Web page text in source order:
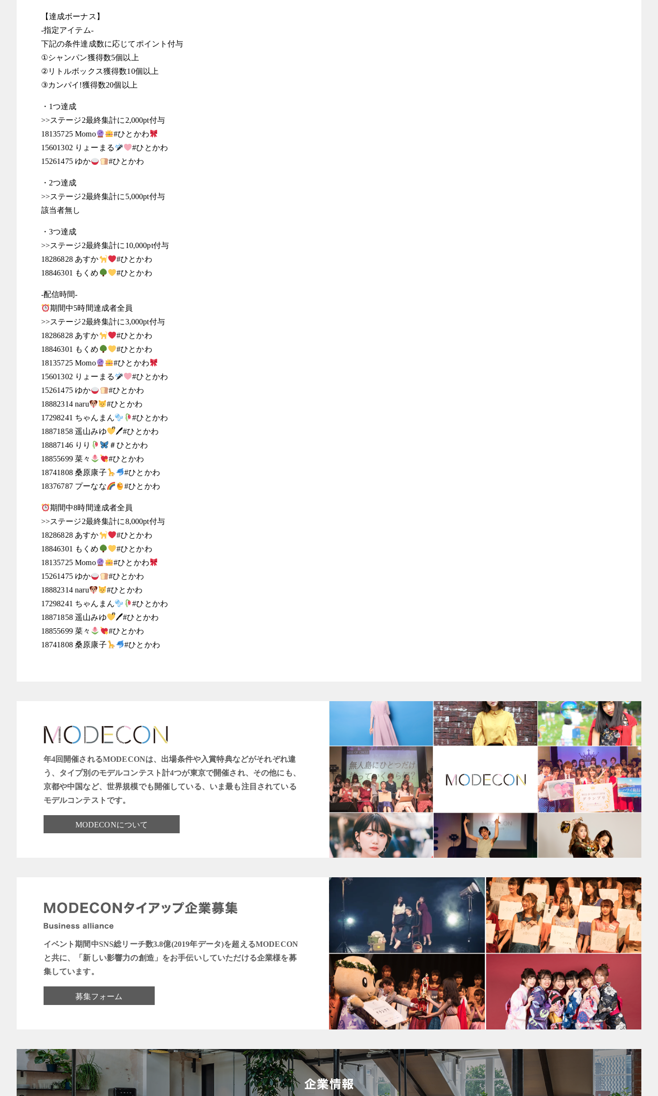
【達成ボーナス】
-指定アイテム-
下記の条件達成数に応じてポイント付与
①シャンパン獲得数5個以上
②リトルボックス獲得数10個以上
③カンパイ!獲得数20個以上
・1つ達成
>>ステージ2最終集計に2,000pt付与
18135725 Momo
#ひとかわ
15601302 りょーまる
#ひとかわ
15261475 ゆか
#ひとかわ
・2つ達成
>>ステージ2最終集計に5,000pt付与
該当者無し
・3つ達成
>>ステージ2最終集計に10,000pt付与
18286828 あすか
#ひとかわ
18846301 もくめ
#ひとかわ
-配信時間-
期間中5時間達成者全員
>>ステージ2最終集計に3,000pt付与
18286828 あすか
#ひとかわ
18846301 もくめ
#ひとかわ
18135725 Momo
#ひとかわ
15601302 りょーまる
#ひとかわ
15261475 ゆか
#ひとかわ
18882314 naru
#ひとかわ
17298241 ちゃんまん
#ひとかわ
18871858 遥山みゆ
ᩚ🖊#ひとかわ
18887146 りり
‪＃ひとかわ
18855699 菜々
#ひとかわ
18741808 桑原康子
#ひとかわ
18376787 プーなな
#ひとかわ
期間中8時間達成者全員
>>ステージ2最終集計に8,000pt付与
18286828 あすか
#ひとかわ
18846301 もくめ
#ひとかわ
18135725 Momo
#ひとかわ
15261475 ゆか
#ひとかわ
18882314 naru
#ひとかわ
17298241 ちゃんまん
#ひとかわ
18871858 遥山みゆ
ᩚ🖊#ひとかわ
18855699 菜々
#ひとかわ
18741808 桑原康子
#ひとかわ
年4回開催されるMODECONは、出場条件や入賞特典などがそれぞれ違
う、タイプ別のモデルコンテスト計4つが東京で開催され、その他にも、
京都や中国など、世界規模でも開催している、いま最も注目されている
モデルコンテストです。
MODECONについて
イベント期間中SNS総リーチ数3.8億(2019年データ)を超えるMODECON
と共に、「新しい影響力の創造」をお手伝いしていただける企業様を募
集しています。
募集フォーム